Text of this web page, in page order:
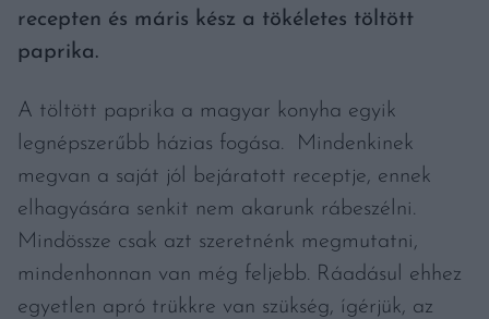
recepten és máris kész a tökéletes töltött
paprika.
A töltött paprika a magyar konyha egyik
legnépszerűbb házias fogása. Mindenkinek
megvan a saját jól bejáratott receptje, ennek
elhagyására senkit nem akarunk rábeszélni.
Mindössze csak azt szeretnénk megmutatni,
mindenhonnan van még feljebb. Ráadásul ehhez
egyetlen apró trükkre van szükség, ígérjük, az